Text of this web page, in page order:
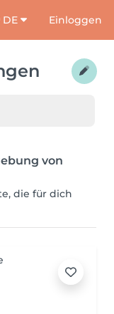
DE Einloggen
von
die für dich